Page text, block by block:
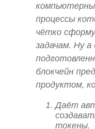
процессы
чётко
задачам. Ну а
блокчейн
продуктом,
Даёт
токены.